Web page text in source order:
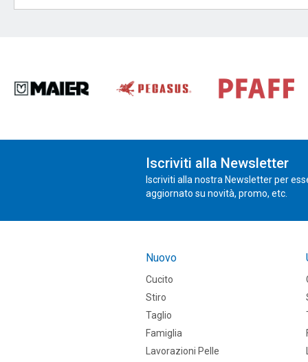
Iscriviti alla Newsletter
Iscriviti alla nostra Newsletter per
aggiornato su novità, promo, etc.
Nuovo
Cucito
Stiro
Taglio
Famiglia
Lavorazioni Pelle